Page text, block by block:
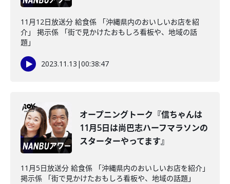
11月12日放送分 給食係 「沖縄県内のおいしいお店を紹
介」 掲示係 「街で見かけたおもしろ看板や、地域の話
題」
2023.11.13 |00:38:47
オープニングトーク『信ちゃんは
11月5日は尚巴志ハーフマラソンの
スターターやってます』
11月5日放送分 給食係 「沖縄県内のおいしいお店を紹介」
掲示係 「街で見かけたおもしろ看板や、地域の話題」